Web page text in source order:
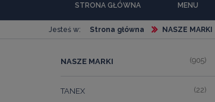
STRONA GŁÓWNA MENU
Jesteś w: Strona główna NASZE MARKI
NASZE MARKI (905)
TANEX (22)